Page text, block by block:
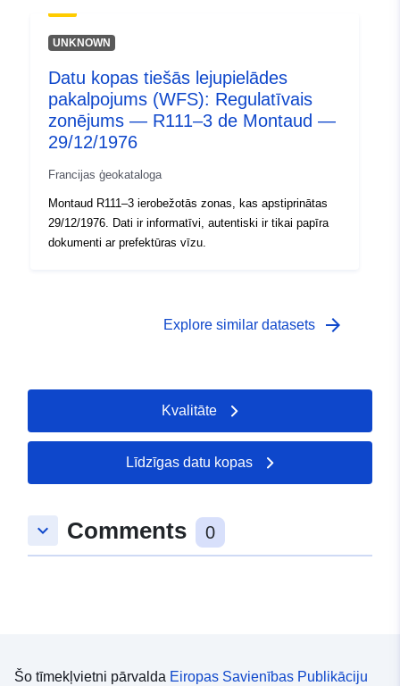
UNKNOWN
Datu kopas tiešās lejupielādes
pakalpojums (WFS): Regulatīvais
zonējums — R111–3 de Montaud —
29/12/1976
Francijas ģeokataloga
Montaud R111–3 ierobežotās zonas, kas apstiprinātas
29/12/1976. Dati ir informatīvi, autentiski ir tikai papīra
dokumenti ar prefektūras vīzu.
Explore similar datasets arrow_forward
Kvalitāte
Līdzīgas datu kopas
keyboard_arrow_down Comments 0
Šo tīmekļvietni pārvalda Eiropas Savienības Publikāciju